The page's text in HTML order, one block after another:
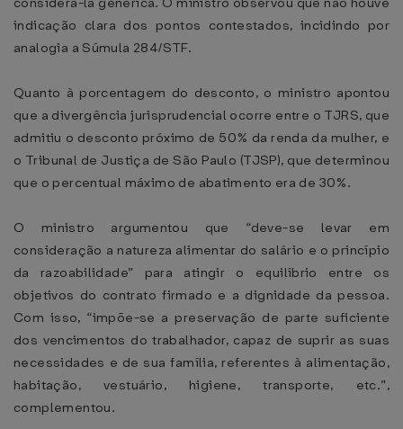
indicação clara dos pontos contestados, incidindo por
analogia a Súmula 284/STF.
Quanto à porcentagem do desconto, o ministro apontou
que a divergência jurisprudencial ocorre entre o TJRS, que
admitiu o desconto próximo de 50% da renda da mulher, e
o Tribunal de Justiça de São Paulo (TJSP), que determinou
que o percentual máximo de abatimento era de 30%.
O ministro argumentou que “deve-se levar em
consideração a natureza alimentar do salário e o princípio
da razoabilidade” para atingir o equilíbrio entre os
objetivos do contrato firmado e a dignidade da pessoa.
Com isso, “impõe-se a preservação de parte suficiente
dos vencimentos do trabalhador, capaz de suprir as suas
necessidades e de sua família, referentes à alimentação,
habitação, vestuário, higiene, transporte, etc.”,
complementou.